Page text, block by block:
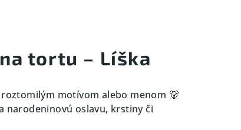
tortu – Líška
motívom alebo menom 🐻
narodeninovú oslavu, krstiny či